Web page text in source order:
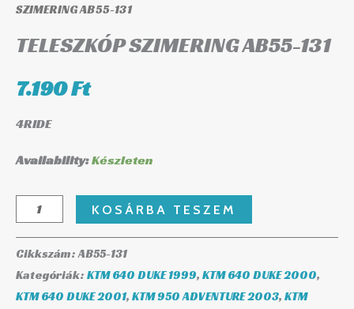
SZIMERING AB55-131
TELESZKÓP SZIMERING AB55-131
7.190Ft
4RIDE
Availability:Készleten
KOSÁRBA TESZEM
Cikkszám:AB55-131
Kategóriák: KTM 640 DUKE 1999, KTM 640 DUKE 2000,
KTM 640 DUKE 2001, KTM 950 ADVENTURE 2003, KTM